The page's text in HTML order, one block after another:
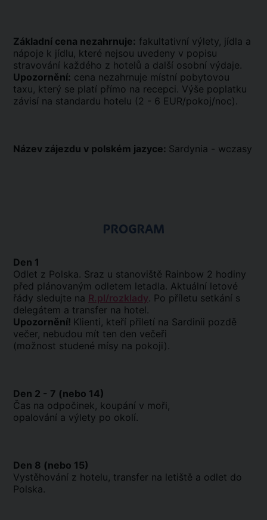
Základní cena nezahrnuje: fakultativní výlety, jídla a
nápoje k jídlu, které nejsou uvedeny v popisu
stravování každého z hotelů a další osobní výdaje.
Upozornění: cena nezahrnuje místní pobytovou
taxu, který se platí přímo na recepci. Výše poplatku
závisí na standardu hotelu (2 - 6 EUR/pokoj/noc).
Název zájezdu v polském jazyce: Sardynia - wczasy
PROGRAM
Den 1
Odlet z Polska. Sraz u stanoviště Rainbow 2 hodiny
před plánovaným odletem letadla. Aktuální letové
řády sledujte na R.pl/rozklady. Po příletu setkání s
delegátem a transfer na hotel.
Upozornění! Klienti, kteří přiletí na Sardinii pozdě
večer, nebudou mít ten den večeři
(možnost studené mísy na pokoji).
Den 2 - 7 (nebo 14)
Čas na odpočinek, koupání v moři,
opalování a výlety po okolí.
Den 8 (nebo 15)
Vystěhování z hotelu, transfer na letiště a odlet do
Polska.